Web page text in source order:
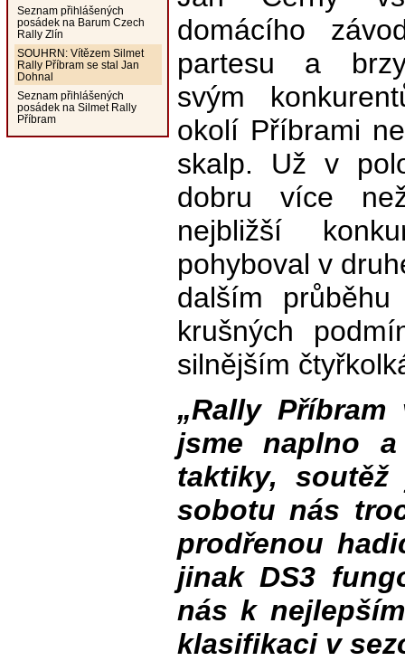
Seznam přihlášených
posádek na Barum Czech
Rally Zlín
SOUHRN: Vítězem Silmet
Rally Příbram se stal Jan
Dohnal
Seznam přihlášených
posádek na Silmet Rally
Příbram
domácího
partesu a
svým
okolí Příbrami
skalp. Už v
dobru více
nejbližší
pohyboval v
dalším
krušných
silnějším
„Rally
jsme naplno
taktiky,
sobotu nás
prodřenou
jinak DS3
nás k
klasifikaci v